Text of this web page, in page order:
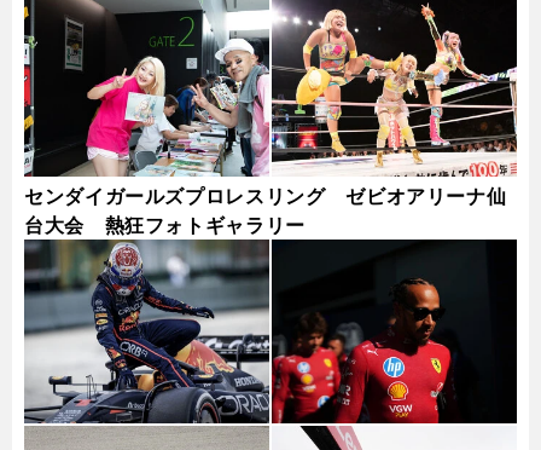
センダイガールズプロレスリング ゼビオアリーナ仙
台大会 熱狂フォトギャラリー